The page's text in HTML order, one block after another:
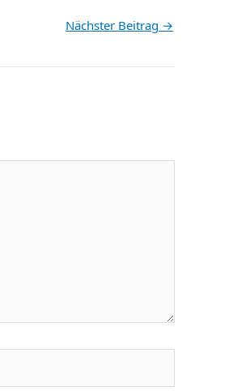
Nächster Beitrag →